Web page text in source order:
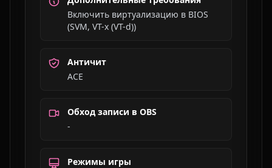
Включить виртуализацию в BIOS
(SVM, VT-x (VT-d))
Античит
ACE
Обход записи в OBS
-
Режимы игры